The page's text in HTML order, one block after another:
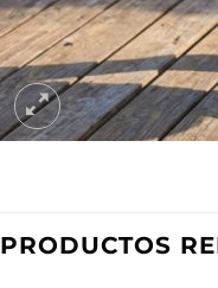
PRODUCTOS